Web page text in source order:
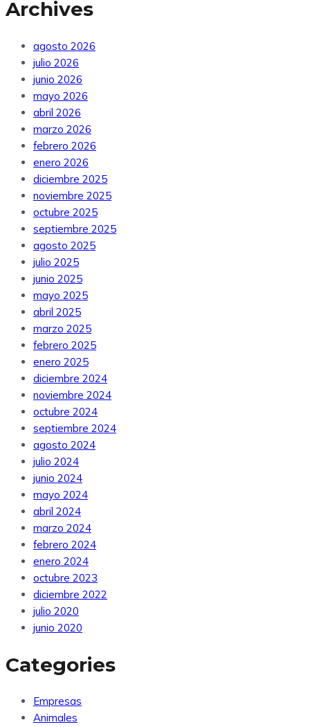
Archives
agosto 2026
julio 2026
junio 2026
mayo 2026
abril 2026
marzo 2026
febrero 2026
enero 2026
diciembre 2025
noviembre 2025
octubre 2025
septiembre 2025
agosto 2025
julio 2025
junio 2025
mayo 2025
abril 2025
marzo 2025
febrero 2025
enero 2025
diciembre 2024
noviembre 2024
octubre 2024
septiembre 2024
agosto 2024
julio 2024
junio 2024
mayo 2024
abril 2024
marzo 2024
febrero 2024
enero 2024
octubre 2023
diciembre 2022
julio 2020
junio 2020
Categories
Empresas
Animales